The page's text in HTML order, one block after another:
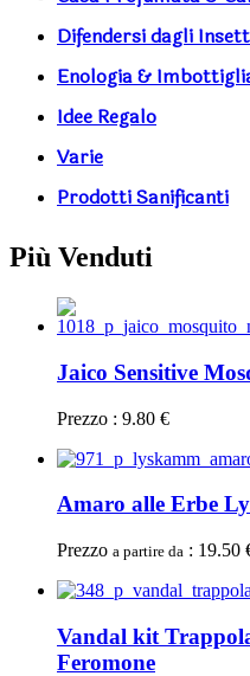
Difendersi dagli
Enologia &
Idee Regalo
Varie
Prodotti Sanificanti
Più Venduti
Jaico Sensitive
Prezzo : 9.80 €
Amaro alle Erbe
Prezzo a partire da : 19.50
Vandal kit
Feromone